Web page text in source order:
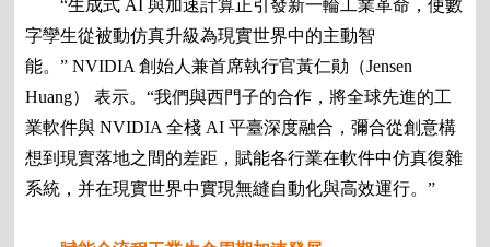
“生成式 AI 與加速計算正引發新一輪工業革命，使數
字孿生從被動仿真升級為現實世界中的主動智
能。” NVIDIA 創始人兼首席執行官黃仁勛（Jensen
Huang） 表示。“我們與西門子的合作，將全球先進的工
業軟件與 NVIDIA 全棧 AI 平臺深度融合，彌合從創意構
想到現實落地之間的差距，賦能各行業在軟件中仿真復雜
系統，并在現實世界中實現無縫自動化與高效運行。”